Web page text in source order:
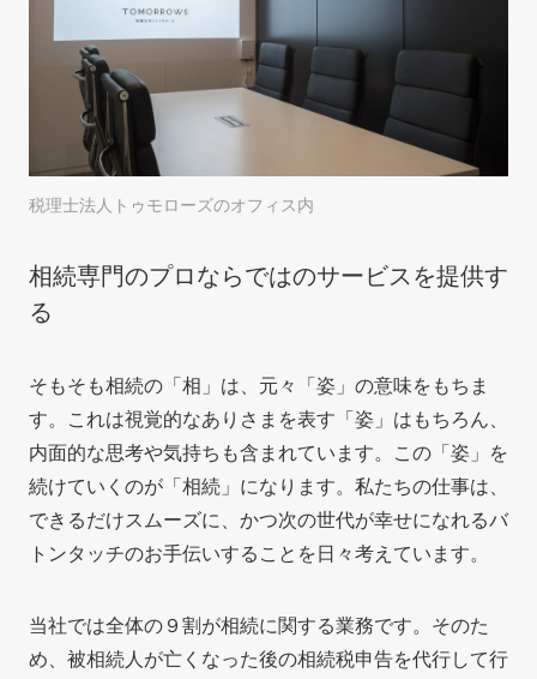
税理士法人トゥモローズのオフィス内
相続専門のプロならではのサービスを提供す
る
そもそも相続の「相」は、元々「姿」の意味をもちま
す。これは視覚的なありさまを表す「姿」はもちろん、
内面的な思考や気持ちも含まれています。この「姿」を
続けていくのが「相続」になります。私たちの仕事は、
できるだけスムーズに、かつ次の世代が幸せになれるバ
トンタッチのお手伝いすることを日々考えています。
当社では全体の９割が相続に関する業務です。そのた
め、被相続人が亡くなった後の相続税申告を代行して行